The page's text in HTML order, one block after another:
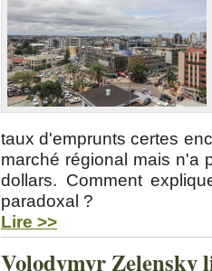
taux d'emprunts certes
marché régional mais n'a
dollars. Comment
paradoxal ?
Lire >>
Volodymyr Zelensky